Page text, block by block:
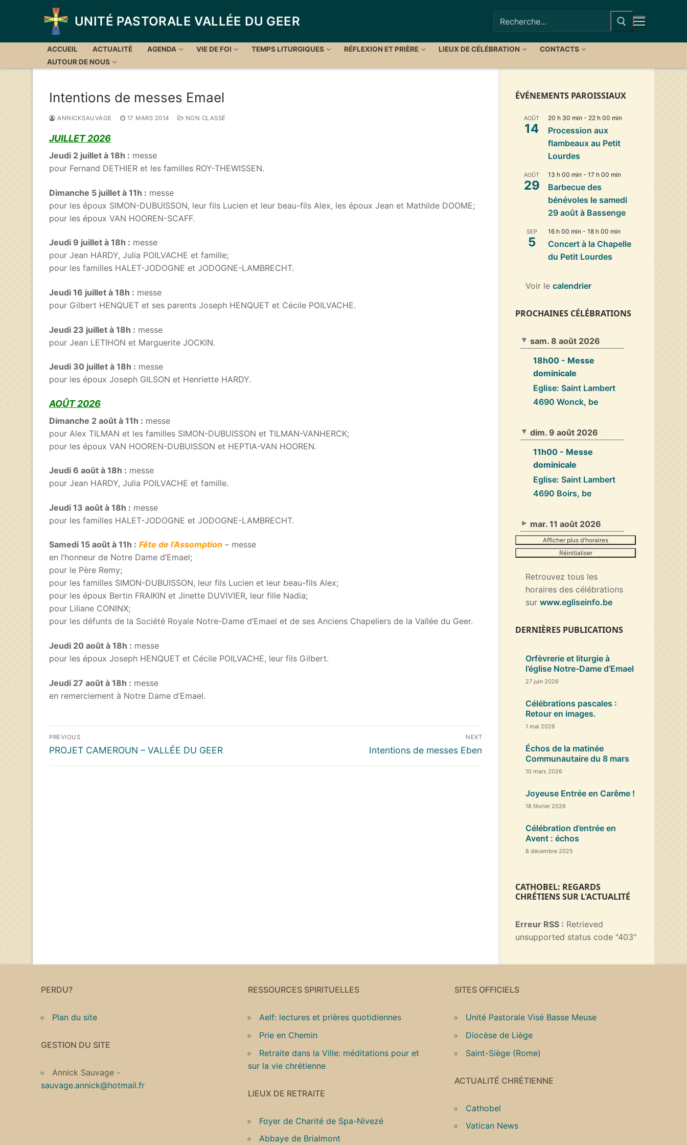
UNITÉ PASTORALE VALLÉE DU GEER
Rechercher
:
ACCUEIL ACTUALITÉ AGENDA VIE DE FOI TEMPS LITURGIQUES RÉFLEXION ET PRIÈRE LIEUX DE CÉLÉBRATION
CONTACTS
AUTOUR DE NOUS
Intentions de messes Emael
ANNICKSAUVAGE 17 MARS 2014 NON CLASSÉ
JUILLET 2026
Jeudi 2 juillet à 18h : messe
pour Fernand DETHIER et les familles ROY-THEWISSEN.
Dimanche 5 juillet à 11h : messe
pour les époux SIMON-DUBUISSON, leur fils Lucien et leur beau-fils Alex, les époux Jean et Mathilde DOOME;
pour les époux VAN HOOREN-SCAFF.
Jeudi 9 juillet à 18h : messe
pour Jean HARDY, Julia POILVACHE et famille;
pour les familles HALET-JODOGNE et JODOGNE-LAMBRECHT.
Jeudi 16 juillet à 18h : messe
pour Gilbert HENQUET et ses parents Joseph HENQUET et Cécile POILVACHE.
Jeudi 23 juillet à 18h : messe
pour Jean LETIHON et Marguerite JOCKIN.
Jeudi 30 juillet à 18h : messe
pour les époux Joseph GILSON et Henriette HARDY.
AOÛT 2026
Dimanche 2 août à 11h : messe
pour Alex TILMAN et les familles SIMON-DUBUISSON et TILMAN-VANHERCK;
pour les époux VAN HOOREN-DUBUISSON et HEPTIA-VAN HOOREN.
Jeudi 6 août à 18h : messe
pour Jean HARDY, Julia POILVACHE et famille.
Jeudi 13 août à 18h : messe
pour les familles HALET-JODOGNE et JODOGNE-LAMBRECHT.
Samedi 15 août à 11h : Fête de l’Assomption – messe
en l’honneur de Notre Dame d’Emael;
pour le Père Remy;
pour les familles SIMON-DUBUISSON, leur fils Lucien et leur beau-fils Alex;
pour les époux Bertin FRAIKIN et Jinette DUVIVIER, leur fille Nadia;
pour Liliane CONINX;
pour les défunts de la Société Royale Notre-Dame d’Emael et de ses Anciens Chapeliers de la Vallée du Geer.
Jeudi 20 août à 18h : messe
pour les époux Joseph HENQUET et Cécile POILVACHE, leur fils Gilbert.
Jeudi 27 août à 18h : messe
en remerciement à Notre Dame d’Emael.
Navigation
de
PREVIOUS
Previous
PROJET CAMEROUN – VALLÉE DU GEER
NEXT
Next
Intentions de messes Eben
ÉVÉNEMENTS PAROISSIAUX
AOÛT
14
20 h 30 min - 22 h 00 min
Procession aux
flambeaux au Petit
Lourdes
AOÛT
29
13 h 00 min - 17 h 00 min
Barbecue des
bénévoles le samedi
29 août à Bassenge
SEP
5
16 h 00 min - 18 h 00 min
Concert à la Chapelle
du Petit Lourdes
Voir le calendrier
PROCHAINES CÉLÉBRATIONS
sam. 8 août 2026
18h00 - Messe
dominicale
Eglise: Saint Lambert
4690 Wonck, be
dim. 9 août 2026
11h00 - Messe
dominicale
Eglise: Saint Lambert
4690 Boirs, be
mar. 11 août 2026
Afficher plus d'horaires
Réinitialiser
Retrouvez tous les
horaires des célébrations
sur www.egliseinfo.be
DERNIÈRES PUBLICATIONS
Orfèvrerie et liturgie à
l’église Notre-Dame d’Emael
27 juin 2026
Célébrations pascales :
Retour en images.
1 mai 2026
Échos de la matinée
Communautaire du 8 mars
10 mars 2026
Joyeuse Entrée en Carême !
18 février 2026
Célébration d’entrée en
Avent : échos
8 décembre 2025
CATHOBEL: REGARDS
CHRÉTIENS SUR L'ACTUALITÉ
Erreur RSS : Retrieved
unsupported status code "403"
PERDU?
Plan du site
GESTION DU SITE
Annick Sauvage -
sauvage.annick@hotmail.fr
RESSOURCES SPIRITUELLES
Aelf: lectures et prières quotidiennes
Prie en Chemin
Retraite dans la Ville: méditations pour et
sur la vie chrétienne
LIEUX DE RETRAITE
Foyer de Charité de Spa-Nivezé
Abbaye de Brialmont
SITES OFFICIELS
Unité Pastorale Visé Basse Meuse
Diocèse de Liège
Saint-Siège (Rome)
ACTUALITÉ CHRÉTIENNE
Cathobel
Vatican News